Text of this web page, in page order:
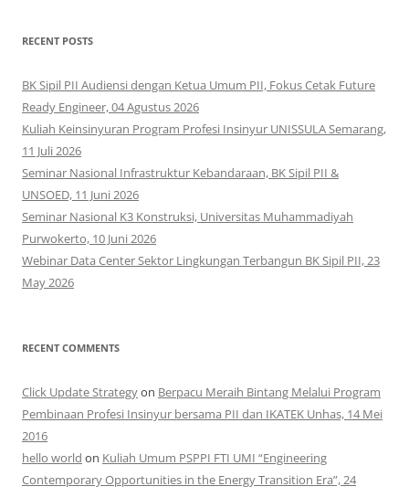
RECENT POSTS
BK Sipil PII Audiensi dengan Ketua Umum PII, Fokus Cetak Future
Ready Engineer, 04 Agustus 2026
Kuliah Keinsinyuran Program Profesi Insinyur UNISSULA Semarang,
11 Juli 2026
Seminar Nasional Infrastruktur Kebandaraan, BK Sipil PII &
UNSOED, 11 Juni 2026
Seminar Nasional K3 Konstruksi, Universitas Muhammadiyah
Purwokerto, 10 Juni 2026
Webinar Data Center Sektor Lingkungan Terbangun BK Sipil PII, 23
May 2026
RECENT COMMENTS
Click Update Strategyon Berpacu Meraih Bintang Melalui Program
Pembinaan Profesi Insinyur bersama PII dan IKATEK Unhas, 14 Mei
2016
hello world on Kuliah Umum PSPPI FTI UMI “Engineering
Contemporary Opportunities in the Energy Transition Era”, 24